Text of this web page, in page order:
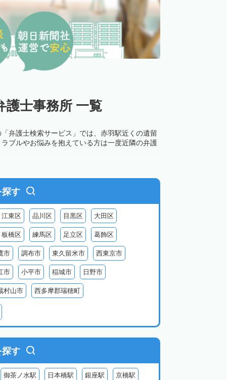
護士事務所 一覧
弁護士検索サービス」では、赤羽駅近くの遺留
ブルやお悩みを抱えている方は一度近隣の弁護
す
江東区 品川区 目黒区 大田区
板橋区 練馬区 足立区 葛飾区
市 調布市 東久留米市 西東京市
市 小平市 稲城市 日野市
村山市 西多摩郡瑞穂町
す
御茶ノ水駅 日本橋駅 銀座駅 京橋駅